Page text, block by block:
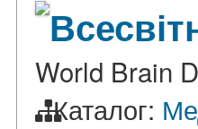
World Brain
Каталог: